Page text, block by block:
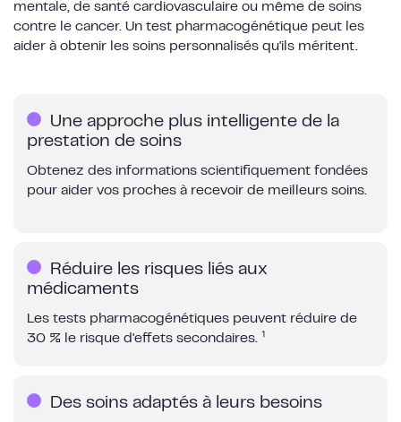
mentale, de santé cardiovasculaire ou même de soins
contre le cancer. Un test pharmacogénétique peut les
aider à obtenir les soins personnalisés qu'ils méritent.
Une approche plus intelligente de la
prestation de soins
Obtenez des informations scientifiquement fondées
pour aider vos proches à recevoir de meilleurs soins.
Réduire les risques liés aux
médicaments
Les tests pharmacogénétiques peuvent réduire de
30 % le risque d'effets secondaires. ¹
Des soins adaptés à leurs besoins